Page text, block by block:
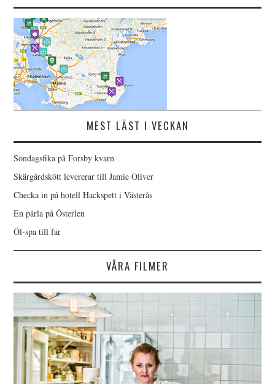
MEST LÄST I VECKAN
Söndagsfika på Forsby kvarn
Skärgårdskött levererar till Jamie Oliver
Checka in på hotell Hackspett i Västerås
En pärla på Österlen
Öl-spa till far
VÅRA FILMER